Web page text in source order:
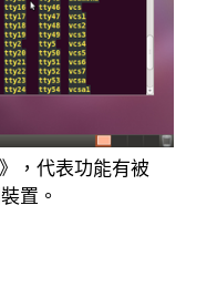
，代表功能有被
置。